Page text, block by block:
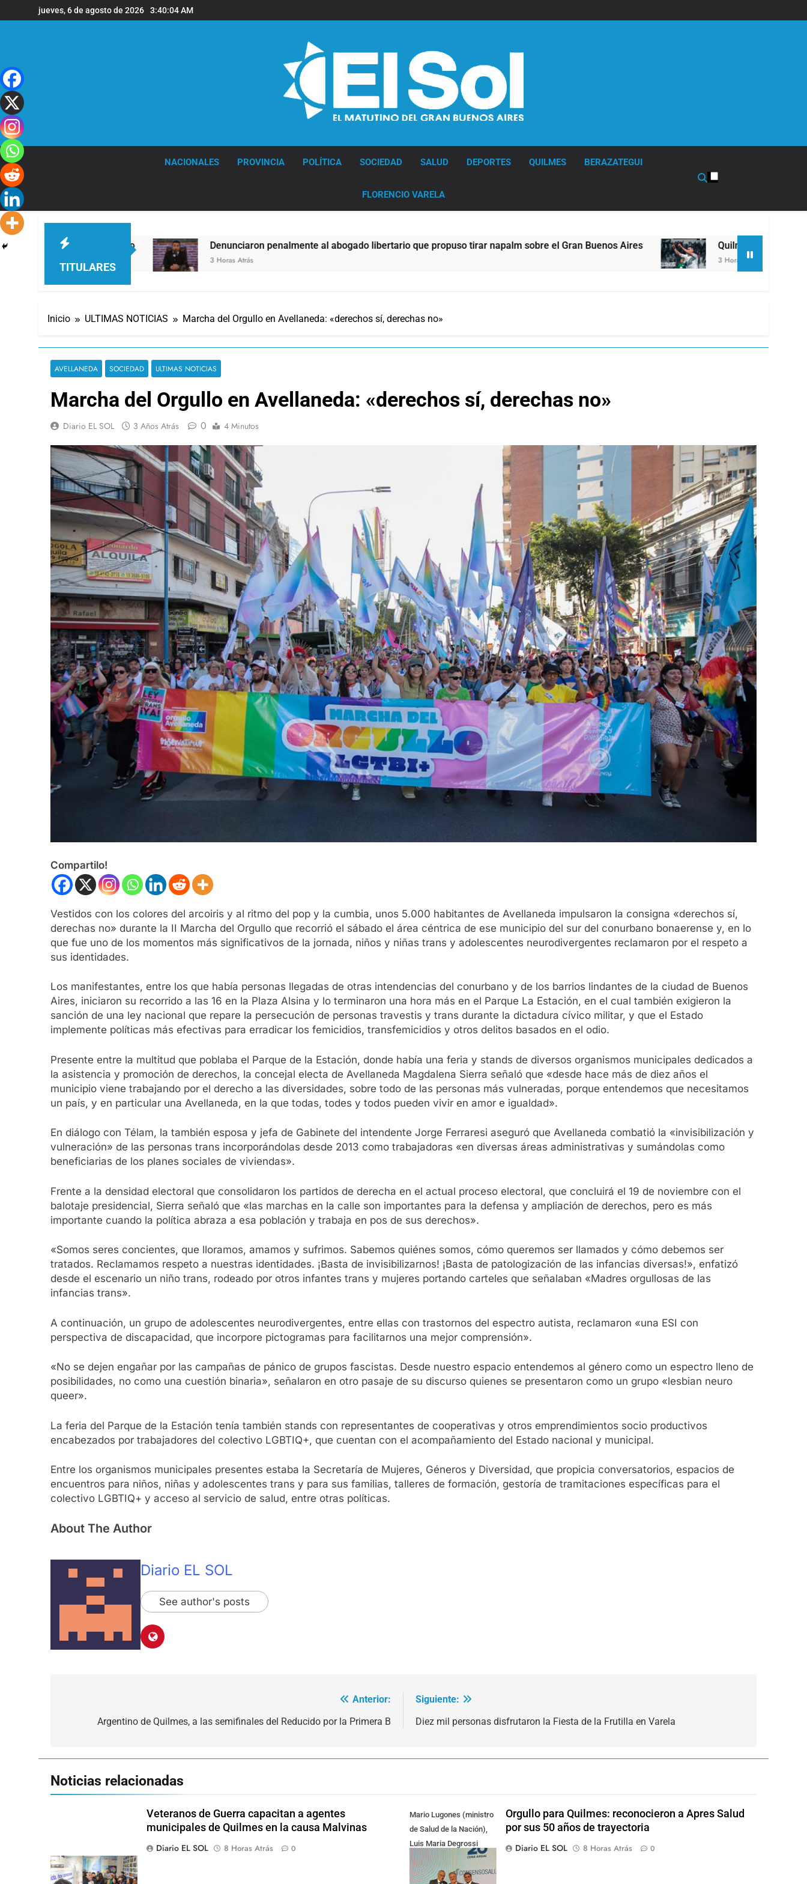
al
jueves, 6 de agosto de 2026 3:40:05 AM
NACIONALES PROVINCIA POLÍTICA SOCIEDAD SALUD DEPORTES QUILMES BERAZATEGUI
FLORENCIO VARELA
TITULARES
de viento Denunciaron penalmente al abogado libertario que propuso tirar napalm sobre el Gran Buenos Aires
3 Horas Atrás
Quilmes derrotó 2-0 al líder Gimnasia
3 Horas Atrás
Inicio ULTIMAS NOTICIAS Marcha del Orgullo en Avellaneda: «derechos sí, derechas no»
AVELLANEDA SOCIEDAD ULTIMAS NOTICIAS
Marcha del Orgullo en Avellaneda: «derechos sí, derechas no»
Diario EL SOL 3 Años Atrás 0 4 Minutos
Compartilo!
Vestidos con los colores del arcoiris y al ritmo del pop y la cumbia, unos 5.000 habitantes de Avellaneda impulsaron la consigna «derechos sí,
derechas no» durante la II Marcha del Orgullo que recorrió el sábado el área céntrica de ese municipio del sur del conurbano bonaerense y, en lo
que fue uno de los momentos más significativos de la jornada, niños y niñas trans y adolescentes neurodivergentes reclamaron por el respeto a
sus identidades.
Los manifestantes, entre los que había personas llegadas de otras intendencias del conurbano y de los barrios lindantes de la ciudad de Buenos
Aires, iniciaron su recorrido a las 16 en la Plaza Alsina y lo terminaron una hora más en el Parque La Estación, en el cual también exigieron la
sanción de una ley nacional que repare la persecución de personas travestis y trans durante la dictadura cívico militar, y que el Estado
implemente políticas más efectivas para erradicar los femicidios, transfemicidios y otros delitos basados en el odio.
Presente entre la multitud que poblaba el Parque de la Estación, donde había una feria y stands de diversos organismos municipales dedicados a
la asistencia y promoción de derechos, la concejal electa de Avellaneda Magdalena Sierra señaló que «desde hace más de diez años el
municipio viene trabajando por el derecho a las diversidades, sobre todo de las personas más vulneradas, porque entendemos que necesitamos
un país, y en particular una Avellaneda, en la que todas, todes y todos pueden vivir en amor e igualdad».
En diálogo con Télam, la también esposa y jefa de Gabinete del intendente Jorge Ferraresi aseguró que Avellaneda combatió la «invisibilización y
vulneración» de las personas trans incorporándolas desde 2013 como trabajadoras «en diversas áreas administrativas y sumándolas como
beneficiarias de los planes sociales de viviendas».
Frente a la densidad electoral que consolidaron los partidos de derecha en el actual proceso electoral, que concluirá el 19 de noviembre con el
balotaje presidencial, Sierra señaló que «las marchas en la calle son importantes para la defensa y ampliación de derechos, pero es más
importante cuando la política abraza a esa población y trabaja en pos de sus derechos».
«Somos seres concientes, que lloramos, amamos y sufrimos. Sabemos quiénes somos, cómo queremos ser llamados y cómo debemos ser
tratados. Reclamamos respeto a nuestras identidades. ¡Basta de invisibilizarnos! ¡Basta de patologización de las infancias diversas!», enfatizó
desde el escenario un niño trans, rodeado por otros infantes trans y mujeres portando carteles que señalaban «Madres orgullosas de las
infancias trans».
A continuación, un grupo de adolescentes neurodivergentes, entre ellas con trastornos del espectro autista, reclamaron «una ESI con
perspectiva de discapacidad, que incorpore pictogramas para facilitarnos una mejor comprensión».
«No se dejen engañar por las campañas de pánico de grupos fascistas. Desde nuestro espacio entendemos al género como un espectro lleno de
posibilidades, no como una cuestión binaria», señalaron en otro pasaje de su discurso quienes se presentaron como un grupo «lesbian neuro
queer».
La feria del Parque de la Estación tenía también stands con representantes de cooperativas y otros emprendimientos socio productivos
encabezados por trabajadores del colectivo LGBTIQ+, que cuentan con el acompañamiento del Estado nacional y municipal.
Entre los organismos municipales presentes estaba la Secretaría de Mujeres, Géneros y Diversidad, que propicia conversatorios, espacios de
encuentros para niños, niñas y adolescentes trans y para sus familias, talleres de formación, gestoría de tramitaciones específicas para el
colectivo LGBTIQ+ y acceso al servicio de salud, entre otras políticas.
About The Author
Diario EL SOL
See author's posts
Anterior:
Argentino de Quilmes, a las semifinales del Reducido por la Primera B
Siguiente:
Diez mil personas disfrutaron la Fiesta de la Frutilla en Varela
Noticias relacionadas
Veteranos de Guerra capacitan a agentes
municipales de Quilmes en la causa Malvinas
Diario EL SOL
8 Horas Atrás 0
Mario Lugones (ministro
de Salud de la Nación),
Luis Maria Degrossi
(Presidente de Apres
Salud) y Cristian Mazza
Orgullo para Quilmes: reconocieron a Apres Salud
por sus 50 años de trayectoria
Diario EL SOL
8 Horas Atrás 0